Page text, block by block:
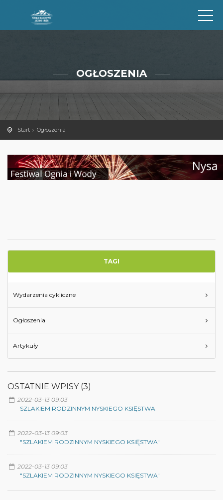
OGŁOSZENIA
Start Ogłoszenia
TAGI
Wydarzenia cykliczne
Ogłoszenia
Artykuły
OSTATNIE WPISY (3)
2022-03-13 09:03
SZLAKIEM RODZINNYM NYSKIEGO KSIĘSTWA
2022-03-13 09:03
"SZLAKIEM RODZINNYM NYSKIEGO KSIĘSTWA"
2022-03-13 09:03
"SZLAKIEM RODZINNYM NYSKIEGO KSIĘSTWA"